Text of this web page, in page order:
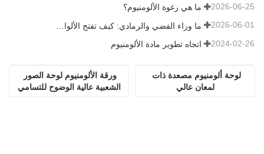
ما هي رغوة الألومنيوم؟ 2026-06-25
2026-06-01
اتجاه تطوير مادة الألومنيوم 2024-02-26
الشعبية عالية الوضوح للتسامي
لمعان عالي